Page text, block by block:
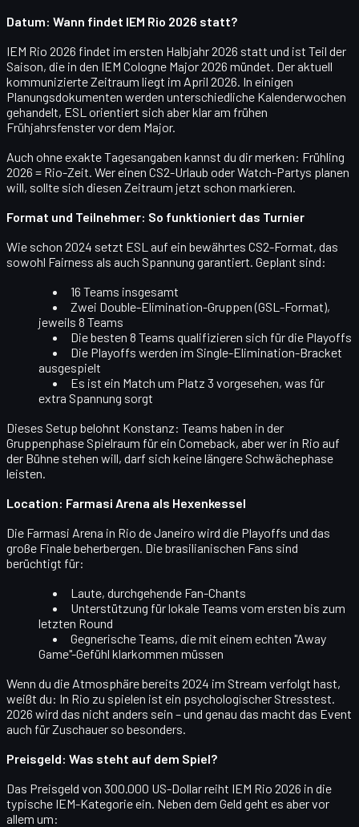
Datum: Wann findet IEM Rio 2026 statt?
IEM Rio 2026 findet im ersten Halbjahr 2026 statt und ist Teil der
Saison, die in den IEM Cologne Major 2026 mündet. Der aktuell
kommunizierte Zeitraum liegt im April 2026. In einigen
Planungsdokumenten werden unterschiedliche Kalenderwochen
gehandelt, ESL orientiert sich aber klar am frühen
Frühjahrsfenster vor dem Major.
Auch ohne exakte Tagesangaben kannst du dir merken: Frühling
2026 = Rio-Zeit. Wer einen CS2-Urlaub oder Watch-Partys planen
will, sollte sich diesen Zeitraum jetzt schon markieren.
Format und Teilnehmer: So funktioniert das Turnier
Wie schon 2024 setzt ESL auf ein bewährtes CS2-Format, das
sowohl Fairness als auch Spannung garantiert. Geplant sind:
16 Teams insgesamt
Zwei Double-Elimination-Gruppen(GSL-Format),
jeweils 8 Teams
Diebesten 8 Teams qualifizieren sich für die Playoffs
Die Playoffs werden im Single-Elimination-Bracket
ausgespielt
Es ist ein Match um Platz 3 vorgesehen, was für
extra Spannung sorgt
Dieses Setup belohnt Konstanz: Teams haben in der
Gruppenphase Spielraum für ein Comeback, aber wer in Rio auf
der Bühne stehen will, darf sich keine längere Schwächephase
leisten.
Location: Farmasi Arena als Hexenkessel
Die Farmasi Arena in Rio de Janeiro wird die Playoffs und das
große Finale beherbergen. Die brasilianischen Fans sind
berüchtigt für:
Laute, durchgehende Fan-Chants
Unterstützung für lokale Teams vom ersten bis zum
letzten Round
Gegnerische Teams, die mit einem echten "Away
Game"-Gefühl klarkommen müssen
Wenn du die Atmosphäre bereits 2024 im Stream verfolgt hast,
weißt du: In Rio zu spielen ist ein psychologischer Stresstest.
2026 wird das nicht anders sein – und genau das macht das Event
auch für Zuschauer so besonders.
Preisgeld: Was steht auf dem Spiel?
Das Preisgeld von 300.000 US-Dollarreiht IEM Rio 2026 in die
typische IEM-Kategorie ein. Neben dem Geld geht es aber vor
allem um: